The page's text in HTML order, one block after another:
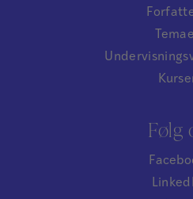
Følg